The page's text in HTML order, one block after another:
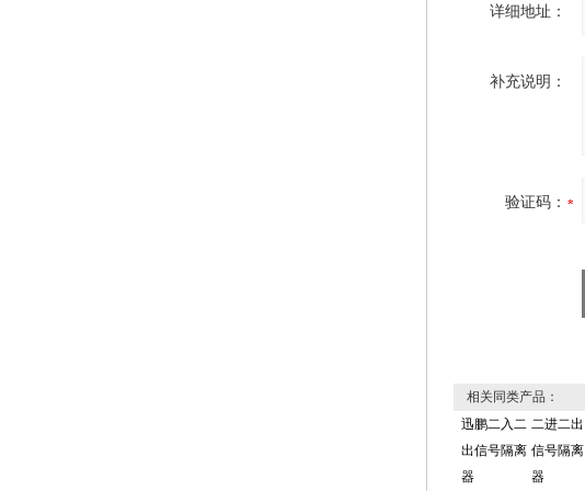
详细地址：
补充说明：
验证码：
相关同类产品：
迅鹏二入二
出信号隔离
器
二进二出
信号隔离
器